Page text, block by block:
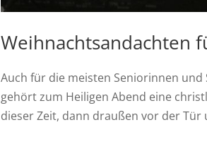
Weihnachtsandachten
Auch für die meisten Seniorinnen
gehört zum Heiligen Abend eine
dieser Zeit, dann draußen vor der